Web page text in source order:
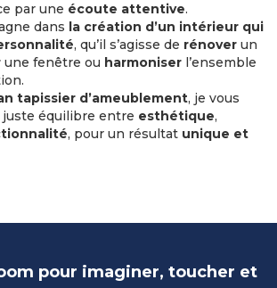
par une écoute attentive.
dans la création d’un intérieur qui
, qu’il s’agisse de rénover un
une fenêtre ou harmoniser l’ensemble
tapissier d’ameublement, je vous
juste équilibre entre esthétique,
, pour un résultat unique et
pour imaginer, toucher et